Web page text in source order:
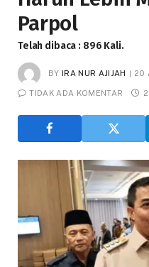
Parpol
Telah dibaca : 896 Kali.
BY IRA NUR AJIJAH 20
TIDAK ADA KOMENTAR